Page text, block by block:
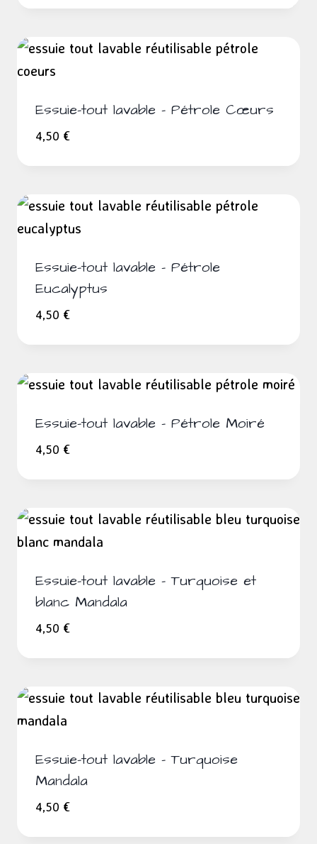
Essuie-tout lavable – Pétrole Cœurs
4,50 €
Essuie-tout lavable – Pétrole
Eucalyptus
4,50 €
Essuie-tout lavable – Pétrole Moiré
4,50 €
Essuie-tout lavable – Turquoise et
blanc Mandala
4,50 €
Essuie-tout lavable – Turquoise
Mandala
4,50 €